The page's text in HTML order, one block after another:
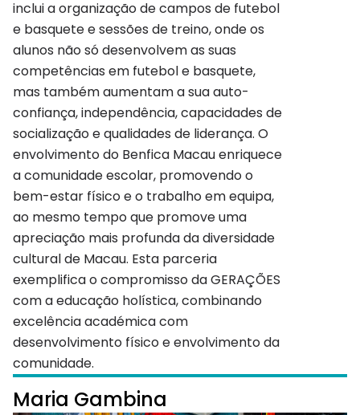
inclui a organização de campos de futebol
e basquete e sessões de treino, onde os
alunos não só desenvolvem as suas
competências em futebol e basquete,
mas também aumentam a sua auto-
confiança, independência, capacidades de
socialização e qualidades de liderança. O
envolvimento do Benfica Macau enriquece
a comunidade escolar, promovendo o
bem-estar físico e o trabalho em equipa,
ao mesmo tempo que promove uma
apreciação mais profunda da diversidade
cultural de Macau. Esta parceria
exemplifica o compromisso da GERAÇÕES
com a educação holística, combinando
excelência académica com
desenvolvimento físico e envolvimento da
comunidade.
Maria Gambina